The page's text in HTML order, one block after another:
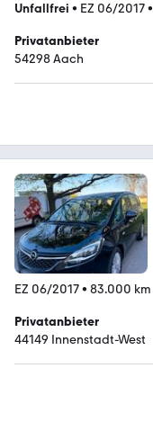
Unfallfrei • EZ 06/2017•
Privatanbieter
54298 Aach
EZ 06/2017• 83.000 km
Privatanbieter
44149 Innenstadt-West